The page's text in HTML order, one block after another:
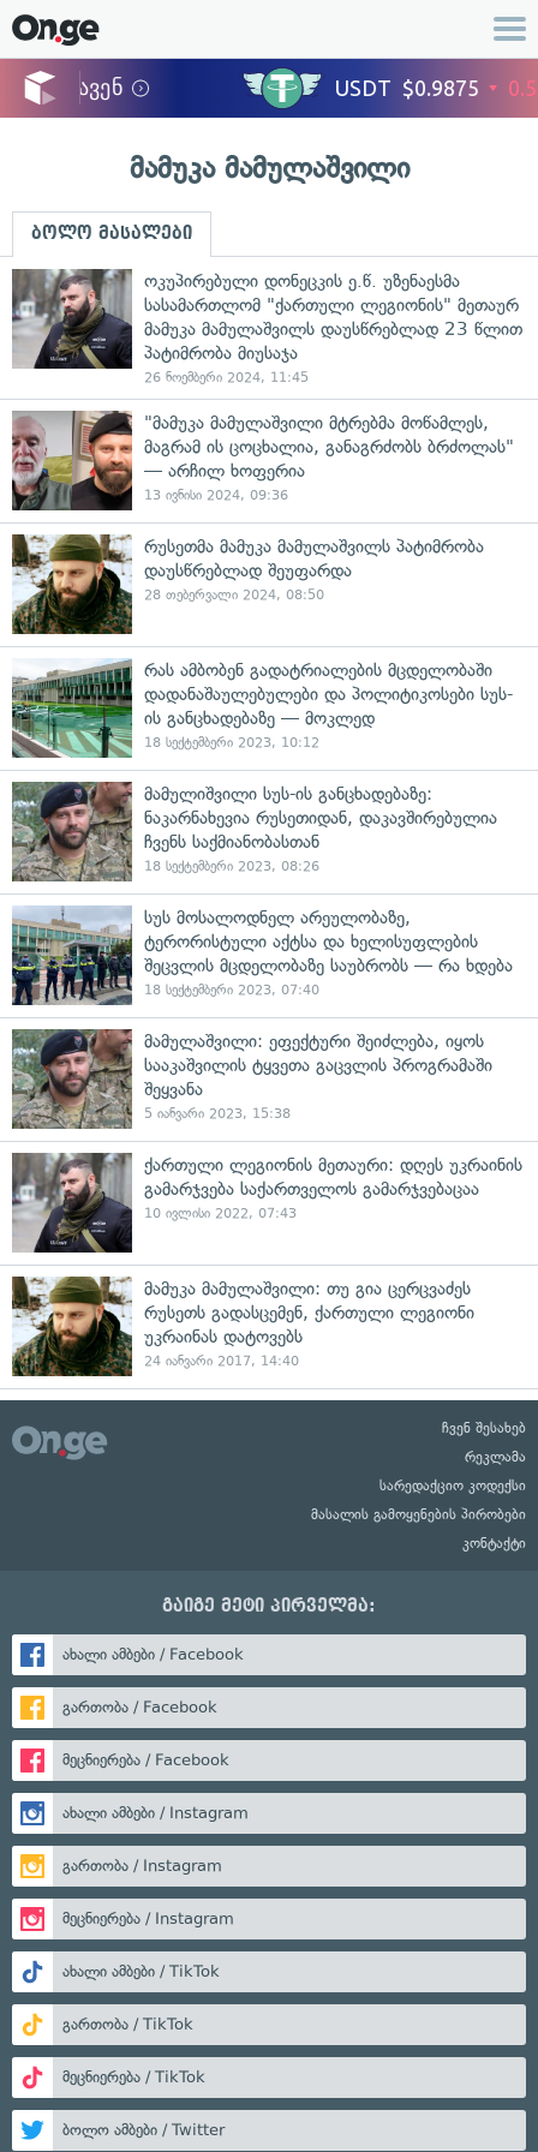
მამუკა მამულაშვილი
ბოლო მასალები
ოკუპირებული დონეცკის ე.წ. უზენაესმა
სასამართლომ "ქართული ლეგიონის" მეთაურ
მამუკა მამულაშვილს დაუსწრებლად 23 წლით
პატიმრობა მიუსაჯა
26 ნოემბერი 2024, 11:45
"მამუკა მამულაშვილი მტრებმა მოწამლეს,
მაგრამ ის ცოცხალია, განაგრძობს ბრძოლას"
— არჩილ ხოფერია
13 ივნისი 2024, 09:36
რუსეთმა მამუკა მამულაშვილს პატიმრობა
დაუსწრებლად შეუფარდა
28 თებერვალი 2024, 08:50
რას ამბობენ გადატრიალების მცდელობაში
დადანაშაულებულები და პოლიტიკოსები სუს-
ის განცხადებაზე — მოკლედ
18 სექტემბერი 2023, 10:12
მამულიშვილი სუს-ის განცხადებაზე:
ნაკარნახევია რუსეთიდან, დაკავშირებულია
ჩვენს საქმიანობასთან
18 სექტემბერი 2023, 08:26
სუს მოსალოდნელ არეულობაზე,
ტერორისტული აქტსა და ხელისუფლების
შეცვლის მცდელობაზე საუბრობს — რა ხდება
18 სექტემბერი 2023, 07:40
მამულაშვილი: ეფექტური შეიძლება, იყოს
სააკაშვილის ტყვეთა გაცვლის პროგრამაში
შეყვანა
5 იანვარი 2023, 15:38
ქართული ლეგიონის მეთაური: დღეს უკრაინის
გამარჯვება საქართველოს გამარჯვებაცაა
10 ივლისი 2022, 07:43
მამუკა მამულაშვილი: თუ გია ცერცვაძეს
რუსეთს გადასცემენ, ქართული ლეგიონი
უკრაინას დატოვებს
24 იანვარი 2017, 14:40
ჩვენ შესახებ
რეკლამა
სარედაქციო კოდექსი
მასალის გამოყენების პირობები
კონტაქტი
გაიგე მეტი პირველმა:
ახალი ამბები / Facebook
გართობა / Facebook
მეცნიერება / Facebook
ახალი ამბები / Instagram
გართობა / Instagram
მეცნიერება / Instagram
ახალი ამბები / TikTok
გართობა / TikTok
მეცნიერება / TikTok
ბოლო ამბები / Twitter